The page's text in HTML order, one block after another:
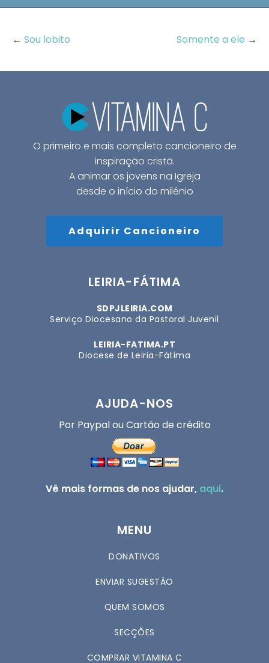
← Sou lobito Somente a ele →
O primeiro e mais completo cancioneiro de
inspiração cristã.
A animar os jovens na Igreja
desde o início do milénio
Adquirir Cancioneiro
LEIRIA-FÁTIMA
SDPJLEIRIA.COM
Serviço Diocesano da Pastoral Juvenil
LEIRIA-FATIMA.PT
Diocese de Leiria-Fátima
AJUDA-NOS
Por Paypal ou Cartão de crédito
Vê mais formas de nos ajudar, aqui.
MENU
DONATIVOS
ENVIAR SUGESTÃO
QUEM SOMOS
SECÇÕES
COMPRAR VITAMINA C